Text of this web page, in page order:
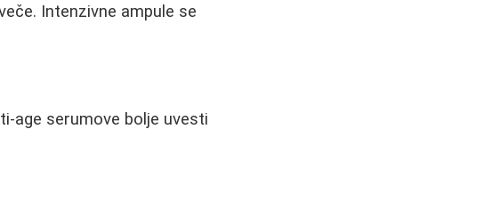
Intenzivne ampule se
age serumove bolje uvesti